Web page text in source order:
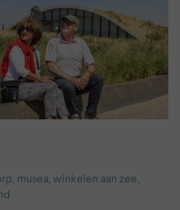
musea, winkelen aan zee,